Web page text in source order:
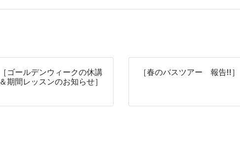
［ゴールデンウィークの休講
＆期間レッスンのお知らせ］
［春のバスツアー 報告!!］